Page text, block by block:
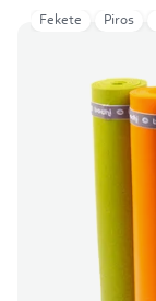
Fekete Piros